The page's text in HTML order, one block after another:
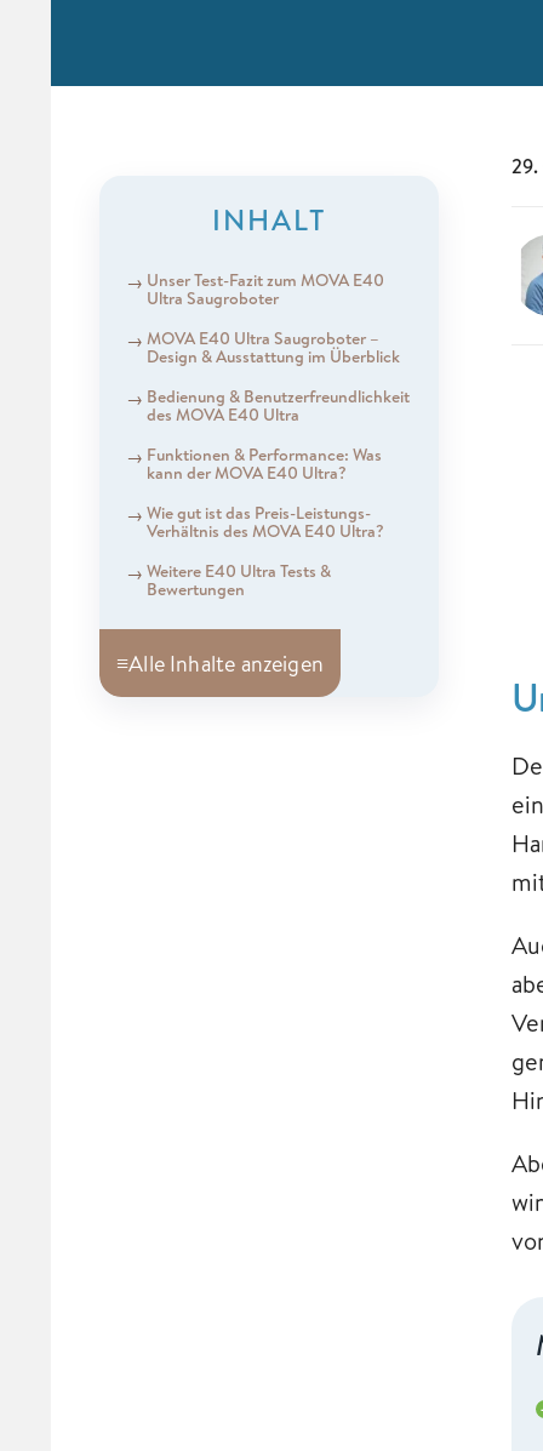
INHALT
Unser Test-Fazit zum MOVA E40
Ultra Saugroboter
MOVA E40 Ultra Saugroboter –
Design & Ausstattung im Überblick
Bedienung & Benutzerfreundlichkeit
des MOVA E40 Ultra
Funktionen & Performance: Was
kann der MOVA E40 Ultra?
Wie gut ist das Preis-Leistungs-
Verhältnis des MOVA E40 Ultra?
Weitere E40 Ultra Tests &
Bewertungen
≡Alle Inhalte anzeigen